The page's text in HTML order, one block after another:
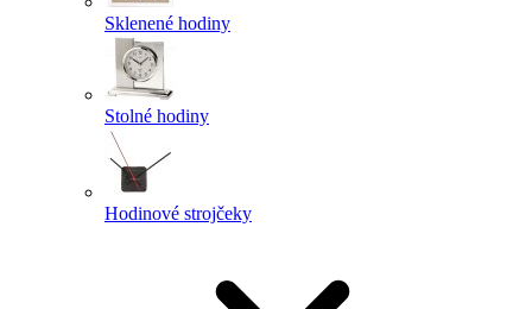
Sklenené hodiny
Stolné hodiny
Hodinové strojčeky